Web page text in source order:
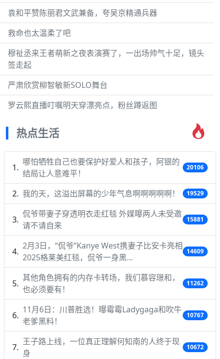
袁和平赞陈丽君文武兼备，夸吴京精通兵器
救命也太温柔了吧
穆祉丞来王者萌新之夜表演赛了，一出场帅气十足，镜头
签走起
严肃欣赏柳智敏新SOLO舞台
罗云熙直播叮嘱明天穿漂亮点，粉丝蹲返图
热点生活
哪怕牺牲自己也要保护好爱人和孩子，阿银的
结局让人意难平！
20106
我的天，这溢出屏幕的少年气息啊啊啊啊啊！ 19529
侃爷带妻子穿透明衣走红毯 外媒曝两人未受邀
请不请自来
15881
2月3日，“侃爷”Kanye West携妻子比安卡亮相
2025格莱美红毯，侃爷一身黑…
14609
其他角色拥有的内存卡转场，我们慕容璟和，
也必须要有！
11262
11月6日：川普胜选！曝霉霉Ladygaga和吹牛
老爹黑料！
10767
王子路上线，一位真正理解何知南的人终于现
身
10672